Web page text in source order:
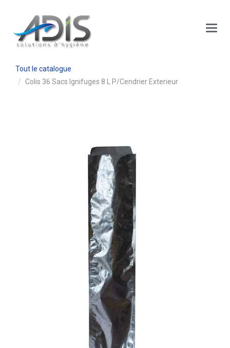
Main
Menu
Tout le catalogue
Colis 36 Sacs Ignifuges 8 L P/cendrier Exterieur